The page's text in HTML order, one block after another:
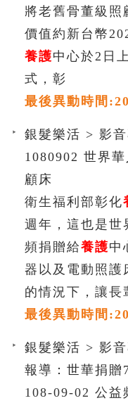
將老舊骨董級照
價值約新台幣
養護中心於2日
式，彰
最後異動時間
銀髮樂活 > 影
1080902 世界
顧床
衛生福利部彰化
週年，這也是世
頻捐贈給養護中
器以及電動照護
的情況下，讓長
最後異動時間
銀髮樂活 > 影
報導：世華捐贈
108-09-02 公益